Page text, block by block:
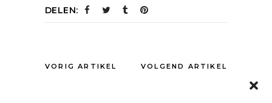
DELEN:
VORIG ARTIKEL VOLGEND ARTIKEL